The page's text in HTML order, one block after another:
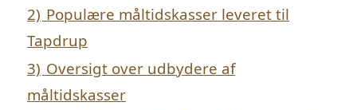
2) Populære måltidskasser leveret til
Tapdrup
3) Oversigt over udbydere af
måltidskasser